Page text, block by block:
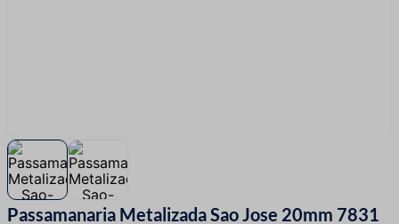
Passamanaria Metalizada Sao Jose 20mm 7831